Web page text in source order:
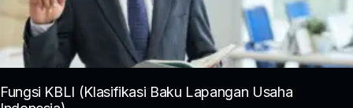
Fungsi KBLI (Klasifikasi Baku Lapangan Usaha